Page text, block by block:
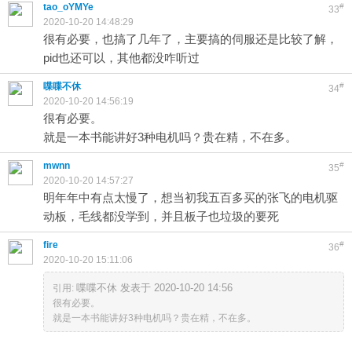
33#
tao_oYMYe
2020-10-20 14:48:29
很有必要，也搞了几年了，主要搞的伺服还是比较了解，
pid也还可以，其他都没咋听过
34#
喋喋不休
2020-10-20 14:56:19
很有必要。
就是一本书能讲好3种电机吗？贵在精，不在多。
35#
mwnn
2020-10-20 14:57:27
明年年中有点太慢了，想当初我五百多买的张飞的电机驱
动板，毛线都没学到，并且板子也垃圾的要死
36#
fire
2020-10-20 15:11:06
引用: 喋喋不休 发表于 2020-10-20 14:56
很有必要。
就是一本书能讲好3种电机吗？贵在精，不在多。